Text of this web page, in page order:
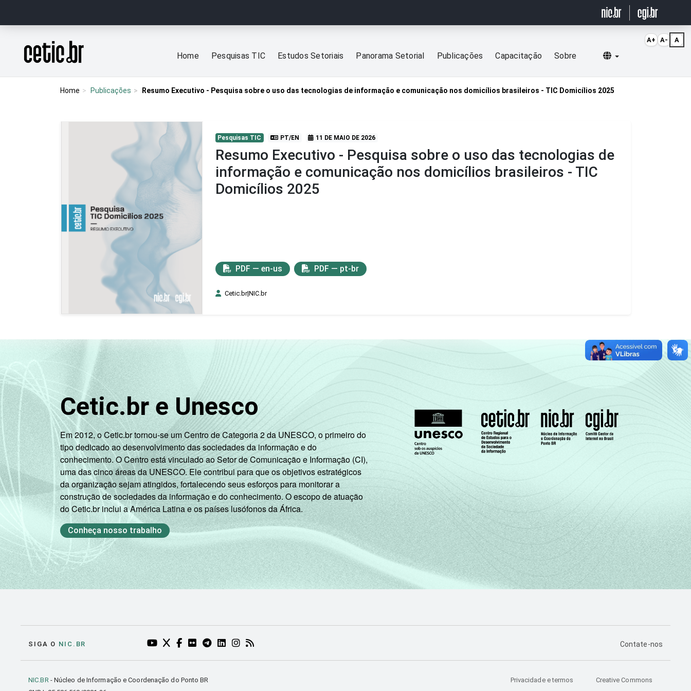
Página inicial
Home Pesquisas TIC Estudos Setoriais Panorama Setorial Publicações Capacitação Sobre Selecionar idioma
Home Publicações Resumo Executivo - Pesquisa sobre o uso das tecnologias de informação e comunicação nos domicílios brasileiros - TIC Domicílios 2025
Pesquisas TIC PT/EN 11 DE MAIO DE 2026
Resumo Executivo - Pesquisa sobre o uso das tecnologias de
informação e comunicação nos domicílios brasileiros - TIC
Domicílios 2025
PDF — en-us PDF — pt-br
Cetic.br|NIC.br
Cetic.br e Unesco
Em 2012, o Cetic.br tornou-se um Centro de Categoria 2 da UNESCO, o primeiro do
tipo dedicado ao desenvolvimento das sociedades da informação e do
conhecimento. O Centro está vinculado ao Setor de Comunicação e Informação (CI),
uma das cinco áreas da UNESCO. Ele contribui para que os objetivos estratégicos
da organização sejam atingidos, fortalecendo seus esforços para monitorar a
construção de sociedades da informação e do conhecimento. O escopo de atuação
do Cetic.br inclui a América Latina e os países lusófonos da África.
Conheça nosso trabalho
SIGA O NIC.BR YOUTUBE DO NIC.BR (ABRE EM NOVA ABA)
TWITTER DO NIC.BR (ABRE EM NOVA ABA)
FACEBOOK DO NIC.BR (ABRE EM NOVA ABA)
FLICKR DO NIC.BR (ABRE EM NOVA ABA)
TELEGRAM DO NIC.BR (ABRE EM NOVA ABA)
LINKEDIN DO NIC.BR (ABRE EM NOVA ABA)
INSTAGRAM DO NIC.BR (ABRE EM NOVA ABA)
RSS DO NIC.BR (ABRE EM NOVA ABA) PÁGINA DE
Contate-nos
NIC.BR- Núcleo de Informação e Coordenação do Ponto BR
Privacidade e termos Creative Commons
A+ A- A